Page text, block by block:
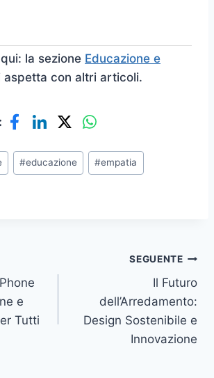
la sezione Educazione e
aspetta con altri articoli.
#educazione #empatia
e
Tutti
SEGUENTE
Il Futuro
dell’Arredamento:
Design Sostenibile e
Innovazione